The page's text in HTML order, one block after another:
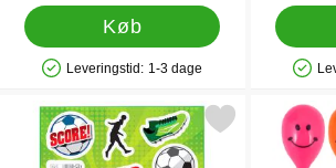
Køb
Produkttilgængelighed: På lager
Leveringstid: 1-3 dage
Markér klistermærker Fodbold som